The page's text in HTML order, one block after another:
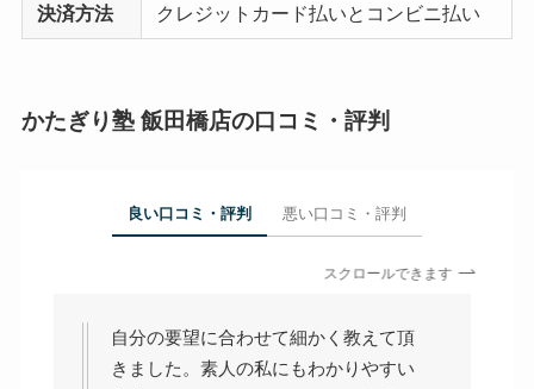
決済方法 クレジットカード払いとコンビニ払い
かたぎり塾 飯田橋店の口コミ・評判
良い口コミ・評判 悪い口コミ・評判
スクロールできます
自分の要望に合わせて細かく教えて頂
きました。素人の私にもわかりやすい